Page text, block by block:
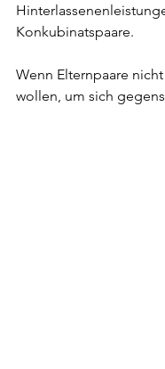
Konkubinatspaare.
Wenn Elternpaare
wollen, um sich